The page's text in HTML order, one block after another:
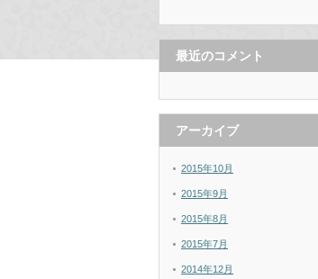
最近のコメント
アーカイブ
2015年10月
2015年9月
2015年8月
2015年7月
2014年12月